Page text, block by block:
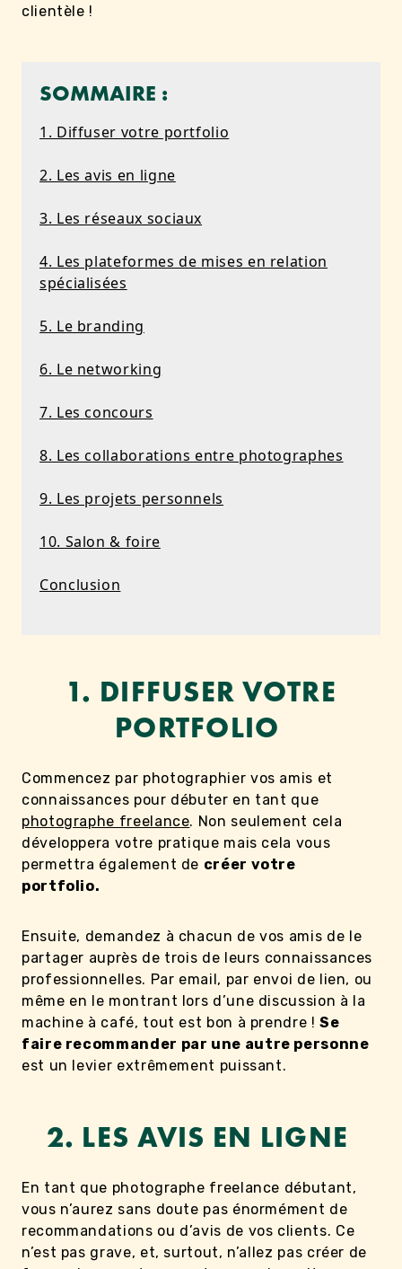
clientèle !
SOMMAIRE :
1. Diffuser votre portfolio
2. Les avis en ligne
3. Les réseaux sociaux
4. Les plateformes de mises en relation
spécialisées
5. Le branding
6. Le networking
7. Les concours
8. Les collaborations entre photographes
9. Les projets personnels
10. Salon & foire
Conclusion
1. DIFFUSER VOTRE
PORTFOLIO
Commencez par photographier vos amis et
connaissances pour débuter en tant que
photographe freelance. Non seulement cela
développera votre pratique mais cela vous
permettra également de créer votre
portfolio.
Ensuite, demandez à chacun de vos amis de le
partager auprès de trois de leurs connaissances
professionnelles. Par email, par envoi de lien, ou
même en le montrant lors d’une discussion à la
machine à café, tout est bon à prendre !Se
faire recommander par une autre personne
est un levier extrêmement puissant.
2. LES AVIS EN LIGNE
En tant que photographe freelance débutant,
vous n’aurez sans doute pas énormément de
recommandations ou d’avis de vos clients. Ce
n’est pas grave, et, surtout, n’allez pas créer de